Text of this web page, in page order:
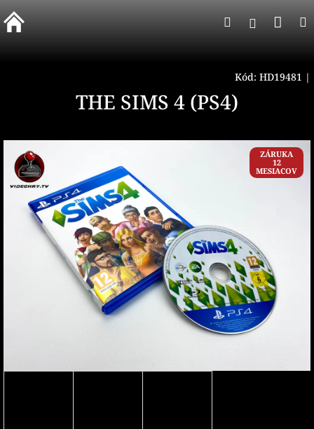
na
obsah
Hľadať
Kód: HD19481 |
THE SIMS 4 (PS4)
ZÁRUKA
12
MESIACOV